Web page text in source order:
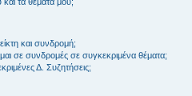
και συνδρομή;
σε συνδρομές σε συγκεκριμένα θέματα;
Δ. Συζητήσεις;